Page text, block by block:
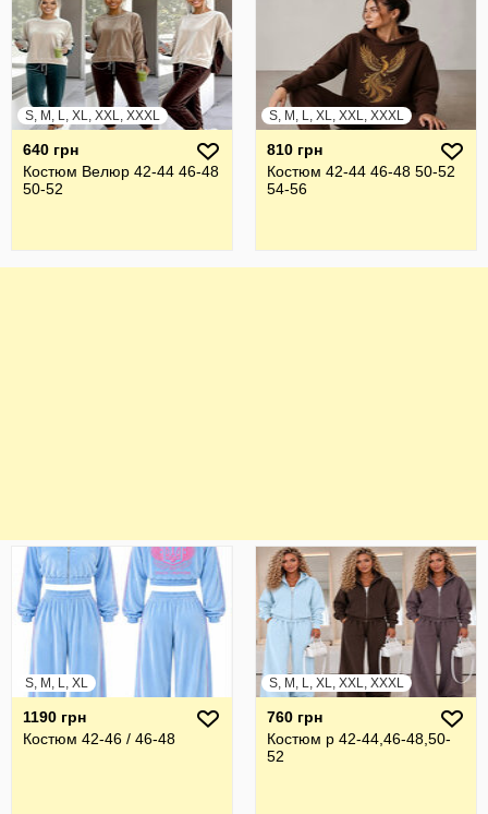
S, M, L, XL, XXL, XXXL
640 грн
Костюм Велюр 42-44 46-48
50-52
S, M, L, XL, XXL, XXXL
810 грн
Костюм 42-44 46-48 50-52
54-56
S, M, L, XL
1190 грн
Костюм 42-46 / 46-48
S, M, L, XL, XXL, XXXL
760 грн
Костюм р 42-44,46-48,50-
52